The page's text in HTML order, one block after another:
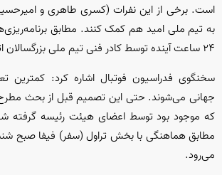
است. برخی از این نفرات (کسری طاهری و
به تیم ملی امید هم کمک کنند. مطابق
۲۴ ساعت آینده توسط کادر فنی تیم ملی بزرگسالان اتخاذ می‌شود.
سخنگوی فدراسیون فوتبال اشاره کرد: کمترین
جهانی می‌شوند. حتی این تصمیم قبل از بحث
که موجود بود توسط اعضای هیئت رئیسه گرفته
می‌رود.